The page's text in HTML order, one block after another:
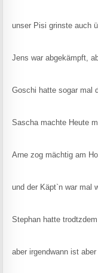
unser Pisi grinste auch
Jens war abgekämpft,
Goschi hatte sogar mal
Sascha machte Heute
Arne zog mächtig am
und der Käpt`n war mal
Stephan hatte
aber irgendwann ist